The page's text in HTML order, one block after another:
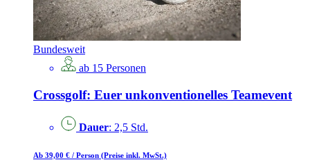
Bundesweit
ab 15 Personen
Crossgolf: Euer unkonventionelles Teamevent
Dauer: 2,5 Std.
Ab 39,00 € / Person (Preise inkl. MwSt.)